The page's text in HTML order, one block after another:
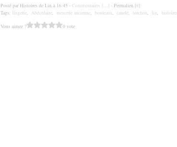
Posté par Histoires de Lin à 16:45 - Commentaires [… - Permalien [#]
Tags: lingerie, Abécédaire, mercerie ancienne, bordeaux, canelé, torchon, lin,
Vous aimez ?
0 vote